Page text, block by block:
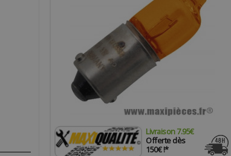
Livraison 7.95€
Offerte dès
150€ !*